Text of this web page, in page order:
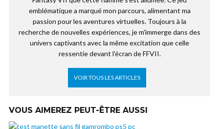
emblématique a marqué mon parcours, alimentant ma
passion pour les aventures virtuelles. Toujours à la
recherche de nouvelles expériences, je m'immerge dans des
univers captivants avec la même excitation que celle
ressentie devant l'écran de FFVII.
VOIR TOUS LES ARTICLES
VOUS AIMEREZ PEUT-ÊTRE AUSSI